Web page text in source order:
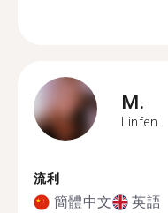
M.
Linfen
流利
簡體中文 英語